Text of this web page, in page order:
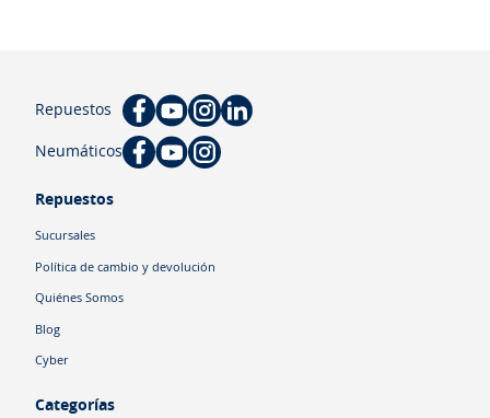
Repuestos
Neumáticos
Repuestos
Sucursales
Política de cambio y devolución
Quiénes Somos
Blog
Cyber
Categorías